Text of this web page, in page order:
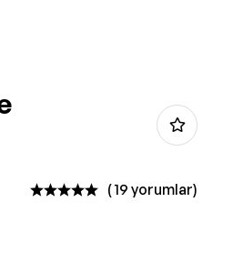
( 19 yorumlar)